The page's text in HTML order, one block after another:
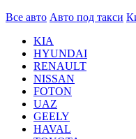
Все авто Авто под такси
KIA
HYUNDAI
RENAULT
NISSAN
FOTON
UAZ
GEELY
HAVAL